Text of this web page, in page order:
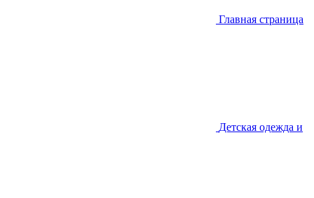
Главная страница
Детская одежда и